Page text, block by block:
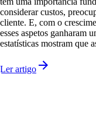
considerar custos,
cliente. E, com o
esses aspetos ganharam
estatísticas mostram que
Ler artigo